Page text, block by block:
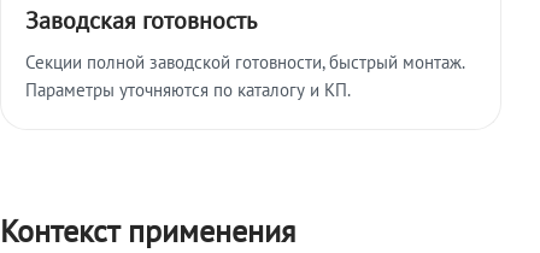
Заводская готовность
Секции полной заводской готовности, быстрый монтаж.
Параметры уточняются по каталогу и КП.
Контекст применения